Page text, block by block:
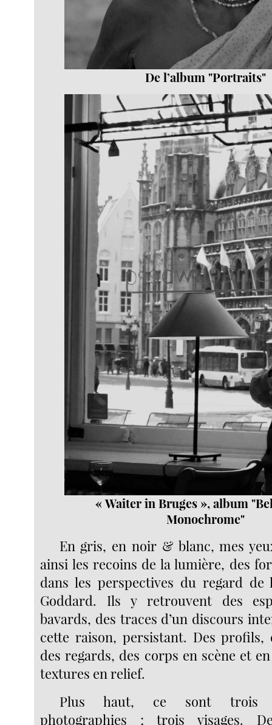
De l’album "Portraits"
« Waiter in Bruges », album
Monochrome"
En gris, en noir & blanc, mes
ainsi les recoins de la lumière, des
dans les perspectives du regard de
Goddard. Ils y retrouvent des
bavards, des traces d’un discours
cette raison, persistant. Des profils,
des regards, des corps en scène et
textures en relief.
Plus haut, ce sont trois
photographies ; trois visages.